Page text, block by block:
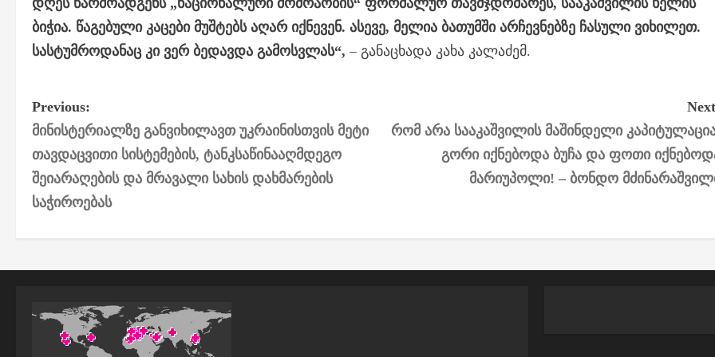
დღეს წარმოადგენს „ნაციონალური მოძრაობის“ ფორმალურ თავმჯდომარეს, სააკაშვილის ხელის
ბიჭია. წაგებული კაცები მუშტებს აღარ იქნევენ. ასევე, მელია ბათუმში არჩევნებზე ჩასული ვიხილეთ.
სასტუმროდანაც კი ვერ ბედავდა გამოსვლას“, – განაცხადა კახა კალაძემ.
P
o
s
t
n
a
v
Previous:
მინისტერიალზე განვიხილავთ უკრაინისთვის მეტი
თავდაცვითი სისტემების, ტანკსაწინააღმდეგო
შეიარაღების და მრავალი სახის დახმარების
საჭიროებას
რომ არა სააკაშვილის მაშინდელი
გორი იქნებოდა ბუჩა და ფოთი
მარიუპოლი! – ბონდო